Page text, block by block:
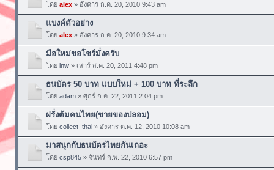
โดย alex» อังคาร ก.ค. 20, 2010 9:43 am
แบงค์ตัวอย่าง
โดย alex» อังคาร ก.ค. 20, 2010 9:34 am
มือใหม่ขอโชร์มั่งครับ
โดย lnw» เสาร์ ส.ค. 20, 2011 4:48 pm
ธนบัตร 50 บาท แบบใหม่ + 100 บาท ที่ระลึก
โดย adam» ศุกร์ ก.ค. 22, 2011 2:04 pm
ฝรั่งต้มคนไทย(ขายของปลอม)
โดย collect_thai» อังคาร ต.ค. 12, 2010 10:08 am
มาสนุกกับธนบัตรไทยกันเถอะ
โดย csp845» จันทร์ ก.พ. 22, 2010 6:57 pm